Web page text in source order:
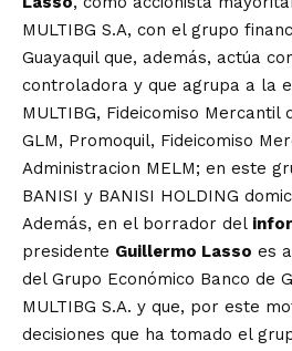
MULTIBG S.A, con el grupo
Guayaquil que, además, actúa
controladora y que agrupa a la
MULTIBG, Fideicomiso Mercantil
GLM, Promoquil, Fideicomiso
Administracion MELM; en este
BANISI y BANISI HOLDING
Además, en el borrador del
presidente Guillermo Lasso es
del Grupo Económico Banco de
MULTIBG S.A. y que, por este
decisiones que ha tomado el